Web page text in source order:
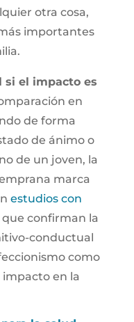
otra cosa,
importantes
si el impacto es
en
de forma
de ánimo o
de un joven, la
marca
estudios con
confirman la
conductual
como
impacto en la